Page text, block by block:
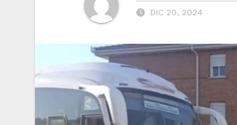
DIC 20, 2024